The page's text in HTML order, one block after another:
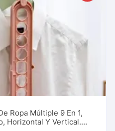
Ropa Múltiple 9 En 1,
Horizontal Y Vertical.